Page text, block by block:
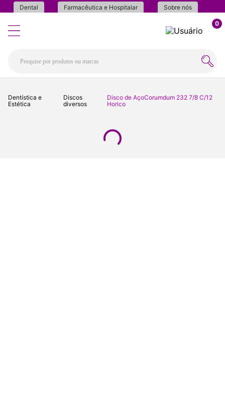
Dental Farmacêutica e Hospitalar Sobre nós
0
Dentística e
Estética
Discos
diversos
Disco de AçoCorumdum 232 7/8 C/12
Horico